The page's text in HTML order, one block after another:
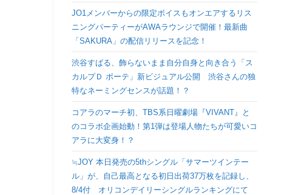
索
ト
グ
JO1メンバーからの限定ボイスもオンエアするリス
ニングパーティーがAWAラウンジで開催！最新曲
「SAKURA」の配信リリースを記念！
渋谷すばる、飾らないまま自分自身と向き合う「ス
カルプＤ ボーテ」新ビジュアル公開 渋谷さんの独
特なネーミングセンスが話題！？
コアラのマーチ初、TBS系日曜劇場『VIVANT』と
のコラボ企画始動！第1弾は登場人物たちが可愛いコ
アラに大変身！？
≒JOY 本日発売の5thシングル「サマーツインテー
ル」が、自己最高となる初日出荷37万枚を記録し、
8/4付 オリコンデイリーシングルランキングにて